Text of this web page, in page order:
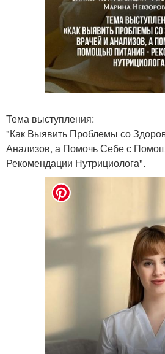
Тема выступления:
"Как Выявить Проблемы со
Анализов, а Помочь Себе с
Рекомендации Нутрициолога".